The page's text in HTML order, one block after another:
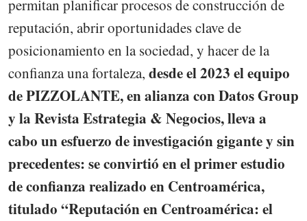
permitan planificar procesos de construcción de
reputación, abrir oportunidades clave de
posicionamiento en la sociedad, y hacer de la
confianza una fortaleza, desde el 2023 el equipo
de PIZZOLANTE, en alianza con Datos Group
y la Revista Estrategia & Negocios, lleva a
cabo un esfuerzo de investigación gigante y sin
precedentes: se convirtió en el primer estudio
de confianza realizado en Centroamérica,
titulado “Reputación en Centroamérica: el